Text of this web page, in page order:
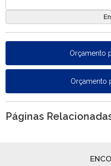
Orçamento
Orçamento
Páginas